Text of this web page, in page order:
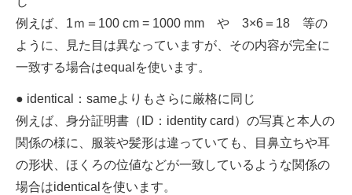
例えば、1ｍ＝100 cm = 1000 mm や 3×6＝18 等の
ように、見た目は異なっていますが、その内容が完全に
一致する場合はequalを使います。
● identical：sameよりもさらに厳格に同じ
例えば、身分証明書（ID：identity card）の写真と本人の
関係の様に、服装や髪形は違っていても、目鼻立ちや耳
の形状、ほくろの位値などが一致しているような関係の
場合はidenticalを使います。